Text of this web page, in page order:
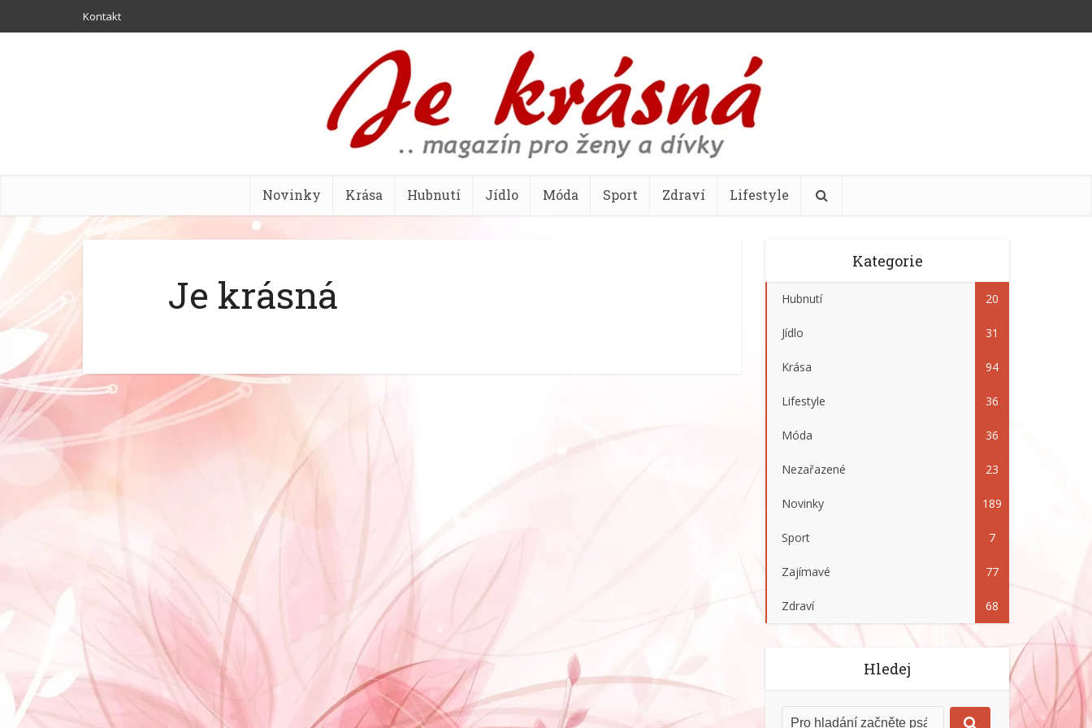
Kontakt
Novinky Krása Hubnutí Jídlo Móda Sport Zdraví Lifestyle
Je krásná
Kategorie
Hubnutí 20
Jídlo 31
Krása 94
Lifestyle 36
Móda 36
Nezařazené 23
Novinky 189
Sport 7
Zajímavé 77
Zdraví 68
Hledej